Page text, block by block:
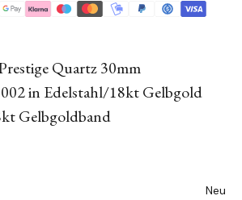
Quartz 30mm
in Edelstahl/18kt Gelbgold
Gelbgoldband
Neu